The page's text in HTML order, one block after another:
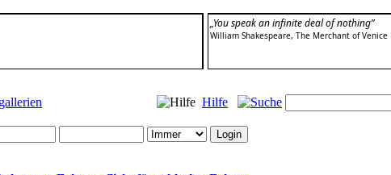
„You speak an infinite deal of nothing”
William Shakespeare, The Merchant of Venice
Hilfe